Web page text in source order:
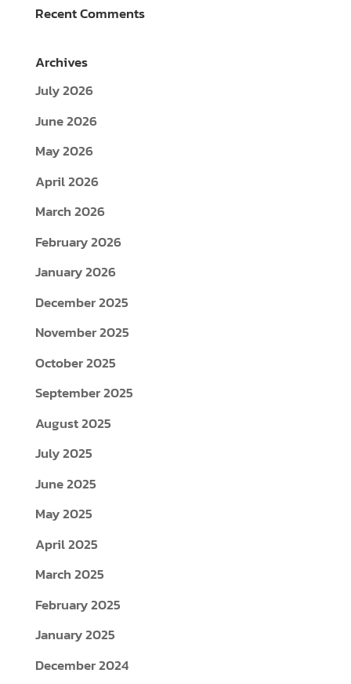
Recent Comments
Archives
July 2026
June 2026
May 2026
April 2026
March 2026
February 2026
January 2026
December 2025
November 2025
October 2025
September 2025
August 2025
July 2025
June 2025
May 2025
April 2025
March 2025
February 2025
January 2025
December 2024